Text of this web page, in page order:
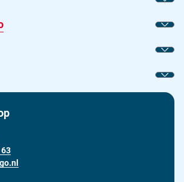
Toon
Toon
Toon
63
mail op